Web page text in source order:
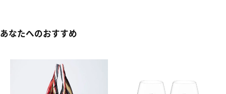
あなたへのおすすめ